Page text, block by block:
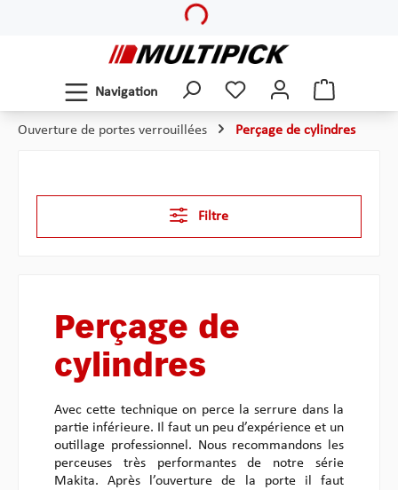
Loading...
Navigation
Ouverture de portes verrouillées Perçage de cylindres
Filtre
Perçage de
cylindres
Avec cette technique on perce la serrure dans la
partie inférieure. Il faut un peu d’expérience et un
outillage professionnel. Nous recommandons les
perceuses très performantes de notre série
Makita. Après l’ouverture de la porte il faut